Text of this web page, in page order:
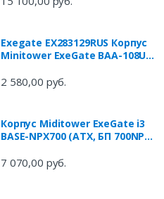
Exegate EX283129RUS Корпус
Minitower ExeGate BAA-108U
1*USB+1*USB3.0, Audio
2 580,00 руб.
Корпус Miditower ExeGate i3
BASE-NPX700 (ATX, БП 700NPX
1*USB+1*USB3.0, аудио, 4
7 070,00 руб.